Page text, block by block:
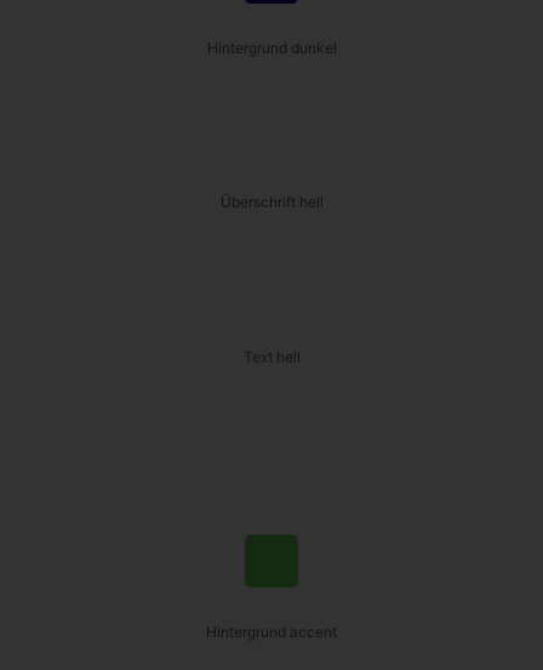
Hintergrund dunkel
Überschrift hell
Text hell
Hintergrund accent